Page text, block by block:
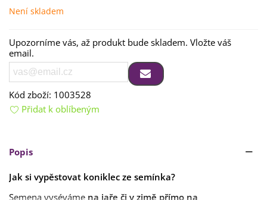
Není skladem
Upozorníme vás, až produkt bude skladem. Vložte váš
email.
Kód zboží: 1003528
Přidat k oblíbeným
Popis
Jak si vypěstovat koniklec ze semínka?
Semena vyséváme na jaře či v zimě přímo na